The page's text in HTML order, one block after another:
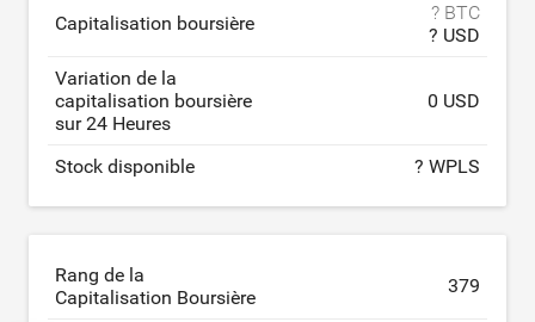
Capitalisation boursière
? BTC
? USD
Variation de la
capitalisation boursière
sur 24 Heures
0 USD
Stock disponible ? WPLS
Rang de la
Capitalisation Boursière
379